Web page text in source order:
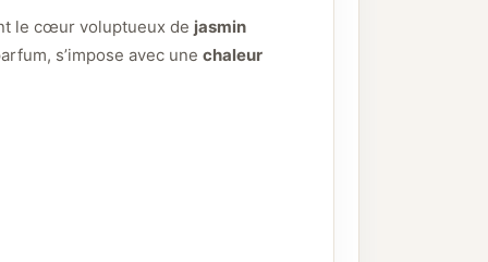
le cœur voluptueux de jasmin
s’impose avec une chaleur